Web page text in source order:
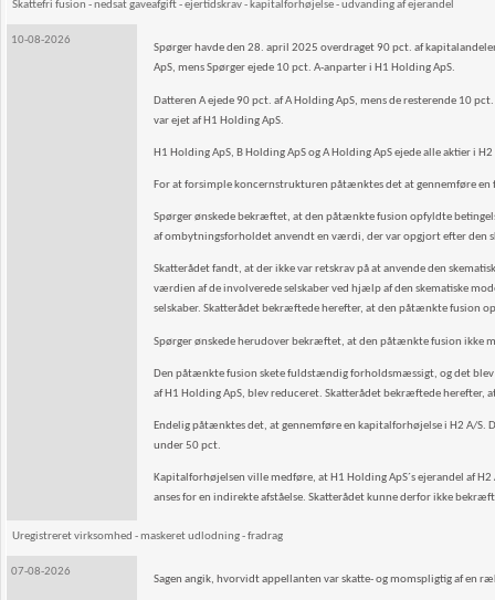
Skattefri fusion - nedsat gaveafgift - ejertidskrav - kapitalforhøjelse - udvanding af ejerandel
10-08-2026
Spørger havde den 28. april 2025 overdraget 90 pct. af
ApS, mens Spørger ejede 10 pct. A-anparter i H1 Holding ApS.
Datteren A ejede 90 pct. af A Holding ApS, mens de resterende 10
var ejet af H1 Holding ApS.
H1 Holding ApS, B Holding ApS og A Holding ApS ejede alle aktier i
For at forsimple koncernstrukturen påtænktes det at gennemføre en
Spørger ønskede bekræftet, at den påtænkte fusion opfyldte
af ombytningsforholdet anvendt en værdi, der var opgjort efter den
Skatterådet fandt, at der ikke var retskrav på at anvende den
værdien af de involverede selskaber ved hjælp af den skematiske
selskaber. Skatterådet bekræftede herefter, at den påtænkte fusion
Spørger ønskede herudover bekræftet, at den påtænkte fusion ikke
Den påtænkte fusion skete fuldstændig forholdsmæssigt, og det
af H1 Holding ApS, blev reduceret. Skatterådet bekræftede herefter,
Endelig påtænktes det, at gennemføre en kapitalforhøjelse i H2 A/S.
under 50 pct.
Kapitalforhøjelsen ville medføre, at H1 Holding ApS´s ejerandel af
anses for en indirekte afståelse. Skatterådet kunne derfor ikke
Uregistreret virksomhed - maskeret udlodning - fradrag
07-08-2026
Sagen angik, hvorvidt appellanten var skatte- og momspligtig af